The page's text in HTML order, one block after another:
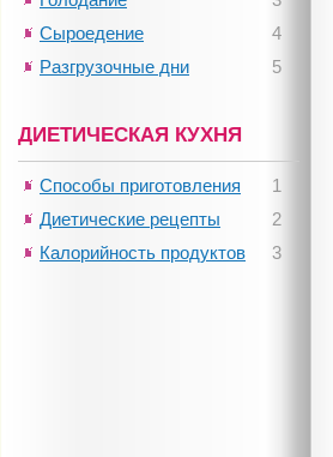
4
Сыроедение
5
Разгрузочные дни
ДИЕТИЧЕСКАЯ КУХНЯ
1
Способы приготовления
2
Диетические рецепты
3
Калорийность продуктов